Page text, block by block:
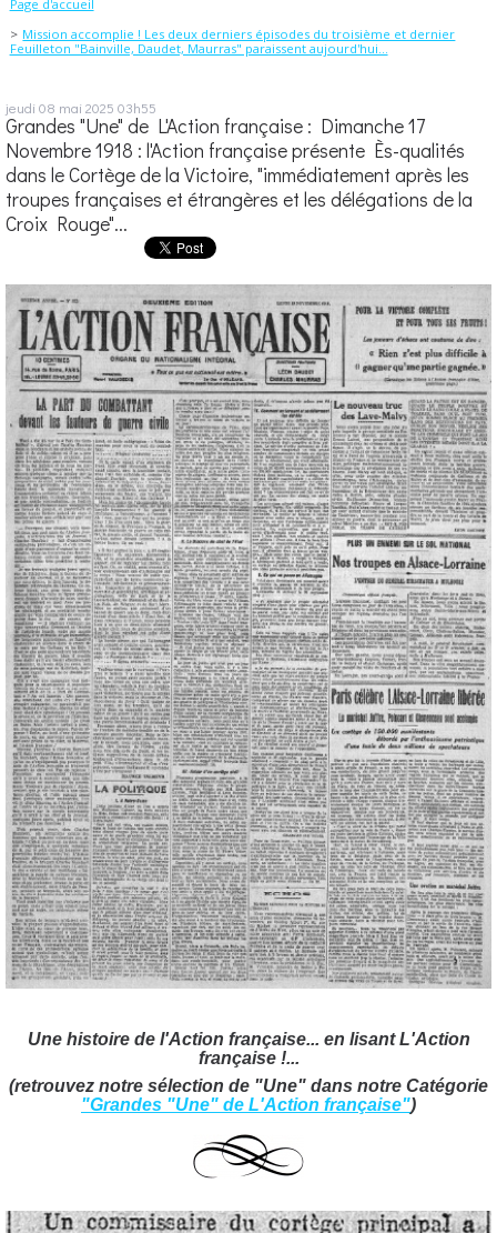
Page d'accueil
Mission accomplie ! Les deux derniers épisodes du troisième et dernier
Feuilleton "Bainville, Daudet, Maurras" paraissent aujourd'hui...
jeudi 08 mai 2025 03h55
Grandes "Une" de L'Action française : Dimanche 17
Novembre 1918 : l'Action française présente Ès-qualités
dans le Cortège de la Victoire, "immédiatement après les
troupes françaises et étrangères et les délégations de la
Croix Rouge"...
Une histoire de l'Action française... en lisant L'Action
française !...
(retrouvez notre sélection de "Une" dans notre Catégorie
"Grandes "Une" de L'Action française")